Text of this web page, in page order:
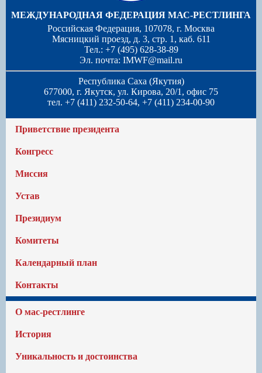
МЕЖДУНАРОДНАЯ ФЕДЕРАЦИЯ МАС-РЕСТЛИНГА
Российская Федерация, 107078, г. Москва
Мясницкий проезд, д. 3, стр. 1, каб. 611
Тел.: +7 (495) 628-38-89
Эл. почта: IMWF@mail.ru
Республика Саха (Якутия)
677000, г. Якутск, ул. Кирова, 20/1, офис 75
тел. +7 (411) 232-50-64, +7 (411) 234-00-90
Приветствие президента
Конгресс
Миссия
Устав
Президиум
Комитеты
Календарный план
Контакты
О мас-рестлинге
История
Уникальность и достоинства